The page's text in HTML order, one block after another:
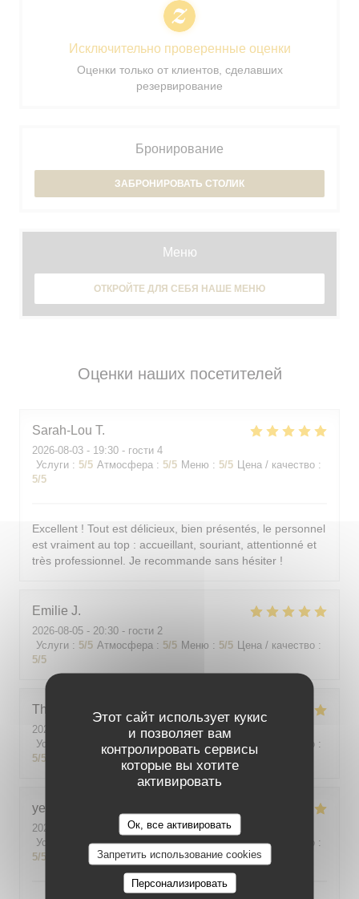
Этот сайт использует кукис
и позволяет вам
контролировать сервисы
которые вы хотите
активировать
Ок, все активировать
Запретить использование cookies
Персонализировать
Оценки наших посетителей
Sarah-Lou T
2026-08-03 - 19:30 - гости 4
Услуги : 5/5 Атмосфера : 5/5 Меню : 5/5 Цена / качество :
5/5
Excellent ! Tout est délicieux, bien présentés, le personnel
est vraiment au top : accueillant, souriant, attentionné et
très professionnel. Je recommande sans hésiter !
Emilie J
2026-08-05 - 20:30 - гости 2
Услуги : 5/5 Атмосфера : 5/5 Меню : 5/5 Цена / качество :
5/5
Theo
2026-08-01
- 19:00 - гости 2
Услуги
Атмосфера : 5/5 Меню: 5/5 Цена / качество :
5/5
yeonghun
2026-08-03
- 19:00 - гости 4
Услуги
/5 Атмосфера: 5/5 Меню: 5/5 Цена / качество :
5/5
Исключительно проверенные оценки
Оценки только от клиентов, сделавших
резервирование
Бронирование
ЗАБРОНИРОВАТЬ СТОЛИК
Меню
ОТКРОЙТЕ ДЛЯ СЕБЯ НАШЕ МЕНЮ